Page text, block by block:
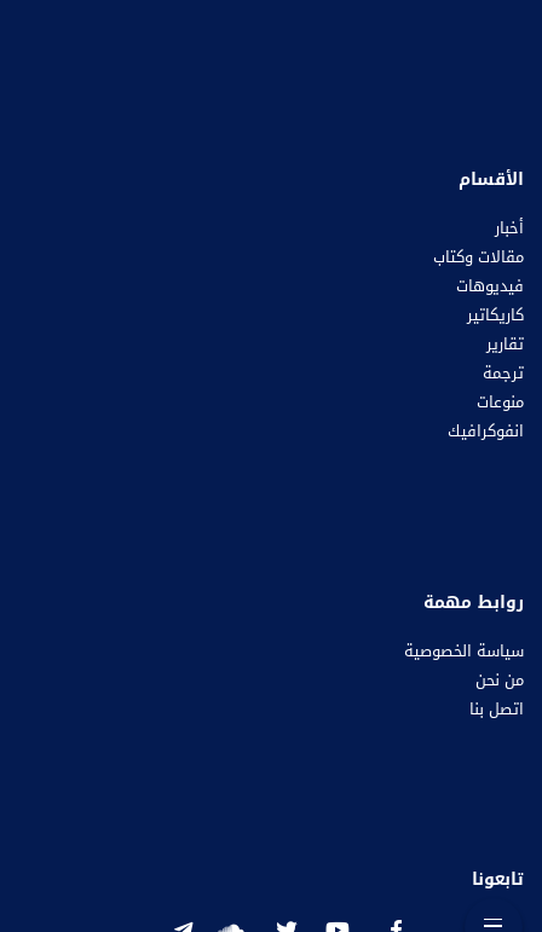
الأقسام
أخبار
مقالات وكتاب
فيديوهات
كاريكاتير
تقارير
ترجمة
منوعات
انفوكرافيك
روابط مهمة
سياسة الخصوصية
من نحن
اتصل بنا
تابعونا